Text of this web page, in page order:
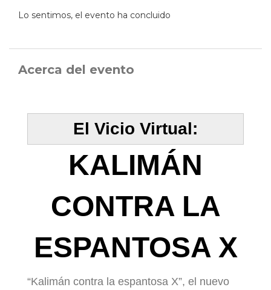
Lo sentimos, el evento ha concluido
Acerca del evento
El Vicio Virtual:
KALIMÁN
CONTRA LA
ESPANTOSA X
“Kalimán contra la espantosa X”, el nuevo